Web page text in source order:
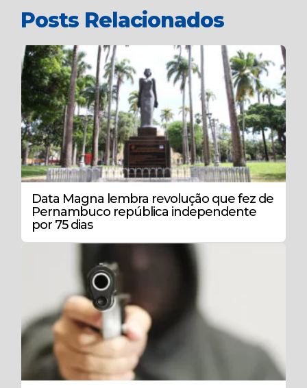
Posts Relacionados
Data Magna lembra revolução que fez de
Pernambuco república independente
por 75 dias